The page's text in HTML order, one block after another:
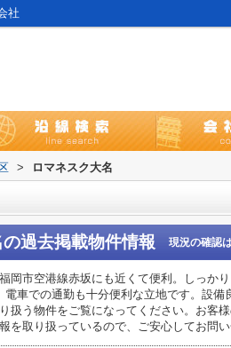
社
> ロマネスク大名
の過去掲載物件情報 現況の確認
岡市空港線赤坂にも近くて便利。しっか
電車での通勤も十分便利な立地です。設
扱う物件をご覧になってください。お客
を取り扱っているので、ご安心してお問い